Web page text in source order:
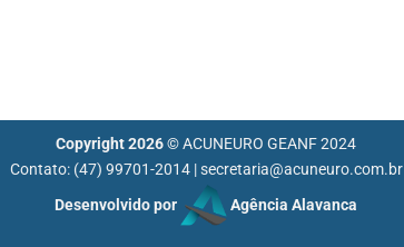
Copyright 2026 ©ACUNEURO GEANF 2024
Contato: (47) 99701-2014 |secretaria@acuneuro.com.br
Desenvolvido por
Agência Alavanca